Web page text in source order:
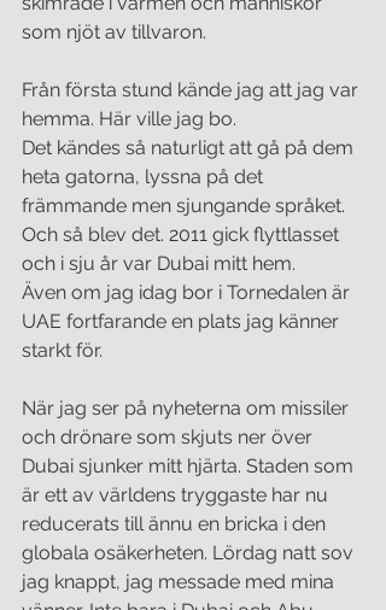
som njöt av tillvaron.
Från första stund kände jag att jag var
hemma. Här ville jag bo.
Det kändes så naturligt att gå på dem
heta gatorna, lyssna på det
främmande men sjungande språket.
Och så blev det. 2011 gick flyttlasset
och i sju år var Dubai mitt hem.
Även om jag idag bor i Tornedalen är
UAE fortfarande en plats jag känner
starkt för.
När jag ser på nyheterna om missiler
och drönare som skjuts ner över
Dubai sjunker mitt hjärta. Staden som
är ett av världens tryggaste har nu
reducerats till ännu en bricka i den
globala osäkerheten. Lördag natt sov
jag knappt, jag messade med mina